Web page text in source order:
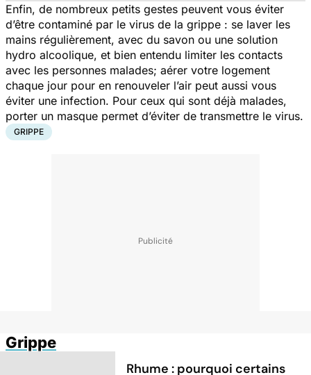
Enfin, de nombreux petits gestes peuvent vous éviter
d’être contaminé par le virus de la grippe : se laver les
mains régulièrement, avec du savon ou une solution
hydro alcoolique, et bien entendu limiter les contacts
avec les personnes malades; aérer votre logement
chaque jour pour en renouveler l’air peut aussi vous
éviter une infection. Pour ceux qui sont déjà malades,
porter un masque permet d’éviter de transmettre le virus.
GRIPPE
Grippe
Rhume : pourquoi certains